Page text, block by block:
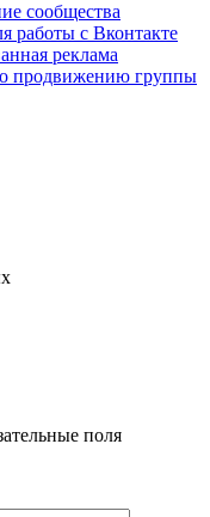
сообщества
работы с Вконтакте
реклама
продвижению группы
поля